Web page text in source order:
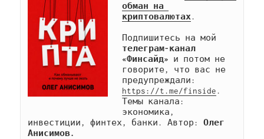
обман на
криптовалютах .
телеграм-канал
«Финсайд» и потом не
говорите, что вас не
https://t.me/finside .
Темы канала:
экономика,
инвестиции, финтех, банки. Автор: Олег
Анисимов.